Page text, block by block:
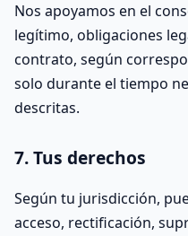
Nos apoyamos en el
legítimo, obligaciones
contrato, según
solo durante el tiempo
descritas.
7. Tus derechos
Según tu jurisdicción,
acceso, rectificación,